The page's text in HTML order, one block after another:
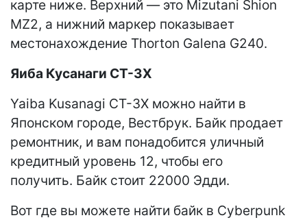
карте ниже. Верхний — это Mizutani Shion
MZ2, а нижний маркер показывает
местонахождение Thorton Galena G240.
Яиба Кусанаги CT-3X
Yaiba Kusanagi CT-3X можно найти в
Японском городе, Вестбрук. Байк продает
ремонтник, и вам понадобится уличный
кредитный уровень 12, чтобы его
получить. Байк стоит 22000 Эдди.
Вот где вы можете найти байк в Cyberpunk